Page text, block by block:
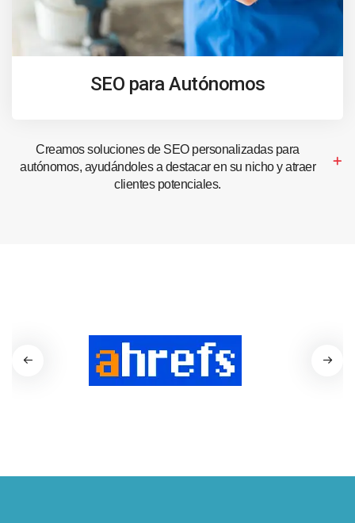
SEO para Autónomos
Creamos soluciones de SEO personalizadas para
autónomos, ayudándoles a destacar en su nicho y atraer
clientes potenciales.